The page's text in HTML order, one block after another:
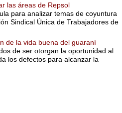
las áreas de Repsol
para analizar temas de coyuntura
Sindical Única de Trabajadores de
de la vida buena del guaraní
de ser otorgan la oportunidad al
los defectos para alcanzar la